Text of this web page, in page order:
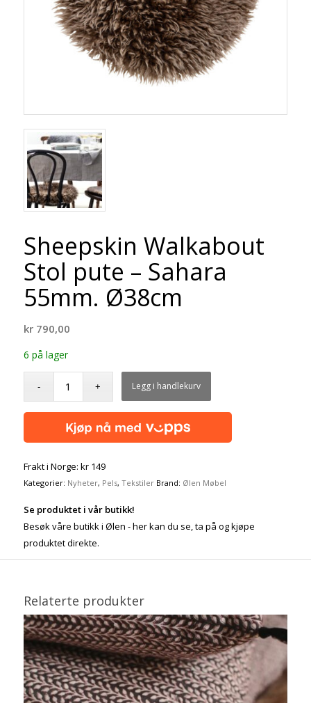
Sheepskin Walkabout
Stol pute – Sahara
55mm. Ø38cm
kr790,00
6 på lager
Legg i handlekurv
Frakt i Norge: kr 149
Kategorier: Nyheter, Pels, Tekstiler Brand: Ølen Møbel
Se produktet i vår butikk!
Besøk våre butikk i Ølen - her kan du se, ta på og kjøpe
produktet direkte.
Relaterte produkter